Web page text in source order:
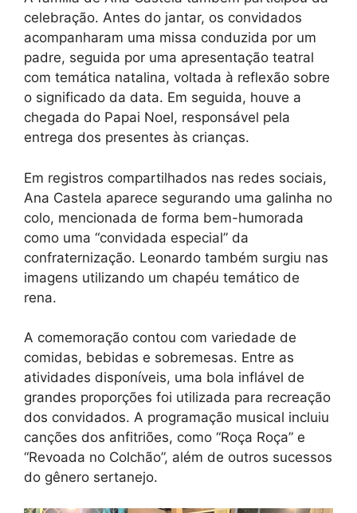
celebração. Antes do jantar, os convidados
acompanharam uma missa conduzida por um
padre, seguida por uma apresentação teatral
com temática natalina, voltada à reflexão sobre
o significado da data. Em seguida, houve a
chegada do Papai Noel, responsável pela
entrega dos presentes às crianças.
Em registros compartilhados nas redes sociais,
Ana Castela aparece segurando uma galinha no
colo, mencionada de forma bem-humorada
como uma “convidada especial” da
confraternização. Leonardo também surgiu nas
imagens utilizando um chapéu temático de
rena.
A comemoração contou com variedade de
comidas, bebidas e sobremesas. Entre as
atividades disponíveis, uma bola inflável de
grandes proporções foi utilizada para recreação
dos convidados. A programação musical incluiu
canções dos anfitriões, como “Roça Roça” e
“Revoada no Colchão”, além de outros sucessos
do gênero sertanejo.